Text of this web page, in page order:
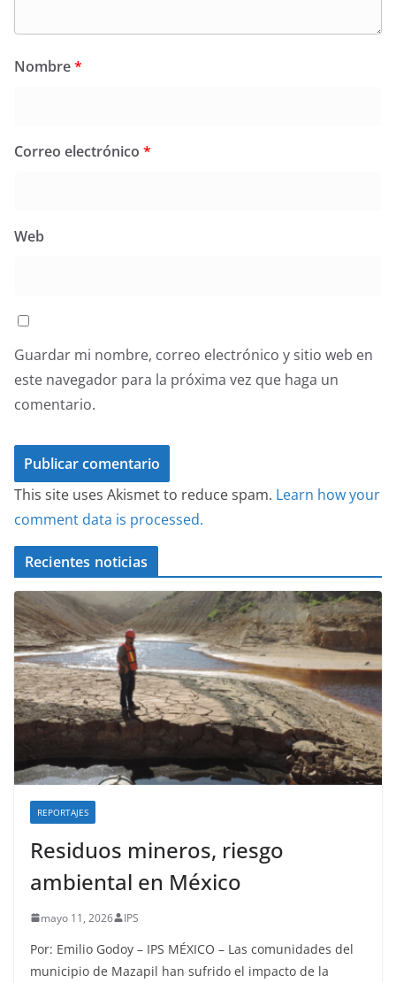
Nombre*
Correo electrónico *
Web
Guardar mi nombre, correo electrónico y sitio web en
este navegador para la próxima vez que haga un
comentario.
This site uses Akismet to reduce spam. Learn how your
comment data is processed.
Recientes noticias
REPORTAJES
Residuos mineros, riesgo
ambiental en México
mayo 11, 2026 IPS
Por: Emilio Godoy – IPS MÉXICO – Las comunidades del
municipio de Mazapil han sufrido el impacto de la